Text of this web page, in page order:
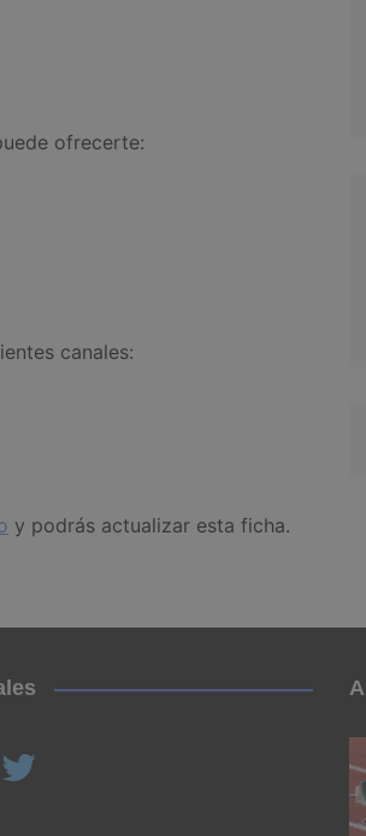
ofrecerte:
canales:
y podrás actualizar esta ficha.